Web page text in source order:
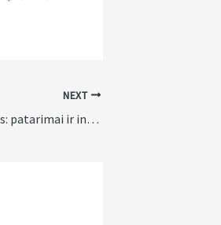
NEXT
Internetinės lažybos: patarimai ir informacija iš profesionalo